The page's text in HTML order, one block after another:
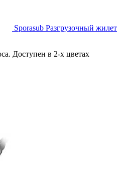
Sporasub Разгрузочный жилет
Доступен в 2-х цветах